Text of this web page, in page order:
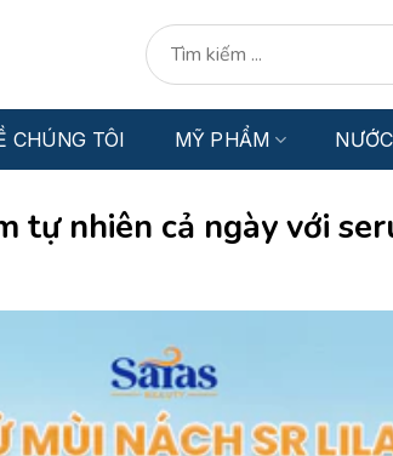
Tìm
kiếm:
CHÚNG TÔI MỸ PHẨM
tự nhiên cả ngày với